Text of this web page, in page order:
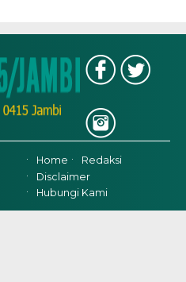
Home
Redaksi
Disclaimer
Hubungi Kami